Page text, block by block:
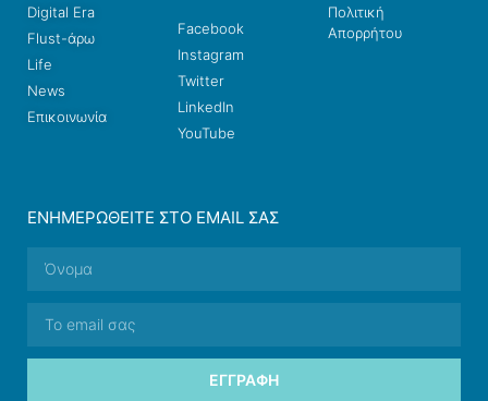
Digital Era
Flust-άρω
Life
News
Επικοινωνία
Facebook
Instagram
Twitter
LinkedIn
YouTube
Πολιτική
Απορρήτου
ΕΝΗΜΕΡΩΘΕΊΤΕ ΣΤΟ EMAIL ΣΑΣ
ΕΓΓΡΑΦΉ